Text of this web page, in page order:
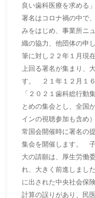
良い歯科医療を求める
署名はコロナ禍の中で
みをはじめ、事業所ニ
織の協力、他団体の申
筆に対し２２年１月現
上回る署名が集まり、
す。 ２１年１２月１
「２０２１歯科総行動
とめの集会とし、全国
インの視聴参加も含め
常国会開催時に署名の
集会を開催します。
大の請願は、厚生労働
れ、大きく前進しまし
に出された中央社会保
計算の誤りがあり、民